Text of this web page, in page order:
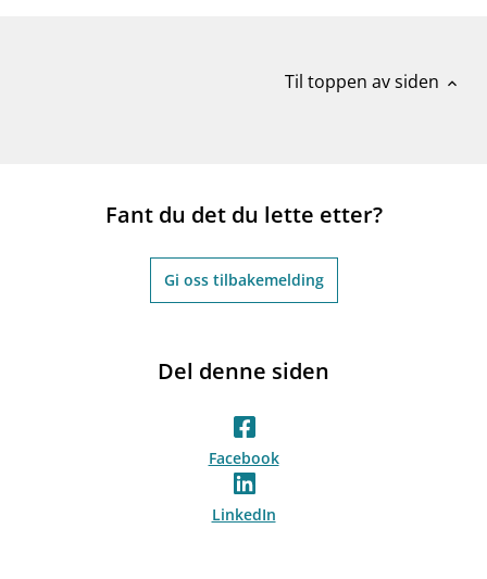
Til toppen av siden expand_less
Fant du det du lette etter?
Gi oss tilbakemelding
Del denne siden
Facebook
LinkedIn